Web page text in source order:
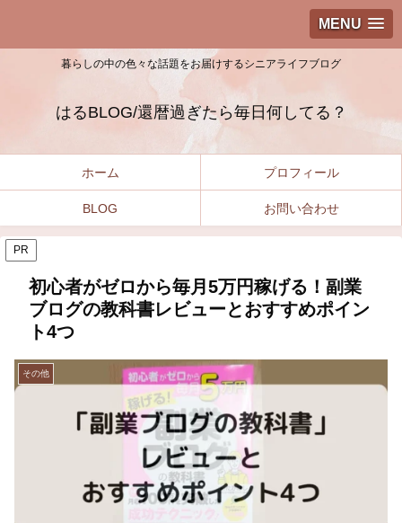
MENU
暮らしの中の色々な話題をお届けするシニアライフブログ
はるBLOG/還暦過ぎたら毎日何してる？
ホーム プロフィール
BLOG お問い合わせ
PR
初心者がゼロから毎月5万円稼げる！副業
ブログの教科書レビューとおすすめポイン
ト4つ
その他